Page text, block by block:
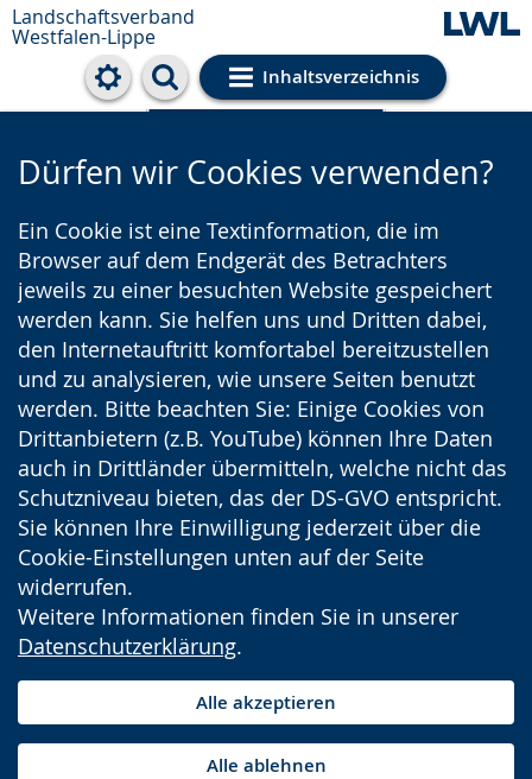
Landschaftsverband
Westfalen-Lippe
Inhaltsverzeichnis
Cookie-Einstellungen
Dürfen wir Cookies verwenden?
Ein Cookie ist eine Textinformation, die im
Browser auf dem Endgerät des Betrachters
jeweils zu einer besuchten Website gespeichert
werden kann. Sie helfen uns und Dritten dabei,
den Internetauftritt komfortabel bereitzustellen
und zu analysieren, wie unsere Seiten benutzt
werden. Bitte beachten Sie: Einige Cookies von
Drittanbietern (z.B. YouTube) können Ihre Daten
auch in Drittländer übermitteln, welche nicht das
Schutzniveau bieten, das der DS-GVO entspricht.
Sie können Ihre Einwilligung jederzeit über die
Cookie-Einstellungen unten auf der Seite
widerrufen.
Weitere Informationen finden Sie in unserer
Datenschutzerklärung.
Alle akzeptieren
Alle ablehnen